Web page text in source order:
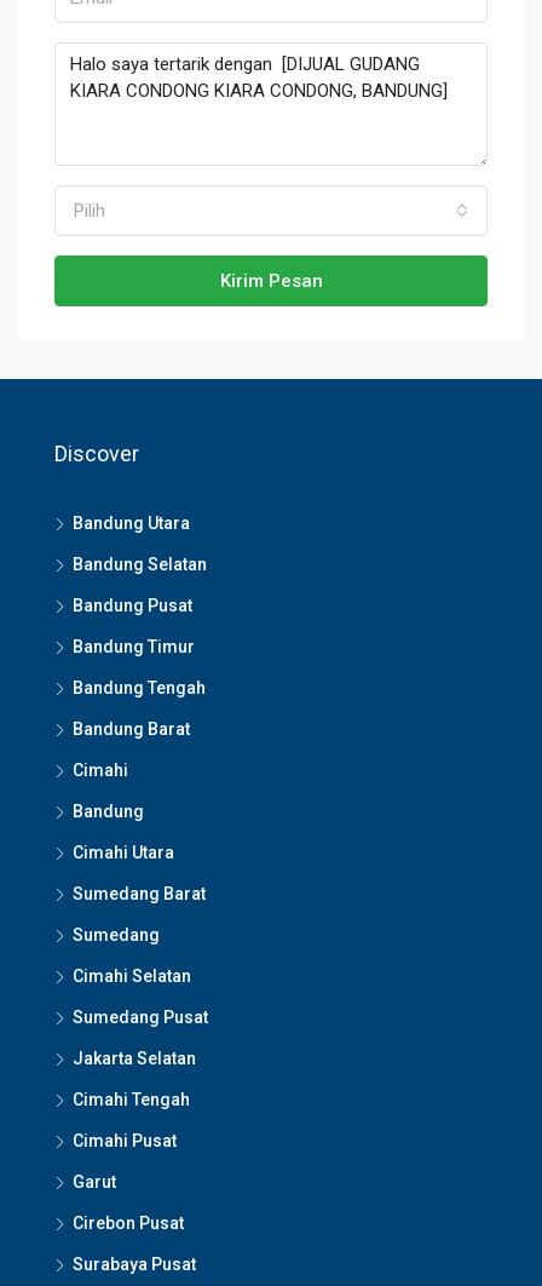
Pilih
Kirim Pesan
Discover
Bandung Utara
Bandung Selatan
Bandung Pusat
Bandung Timur
Bandung Tengah
Bandung Barat
Cimahi
Bandung
Cimahi Utara
Sumedang Barat
Sumedang
Cimahi Selatan
Sumedang Pusat
Jakarta Selatan
Cimahi Tengah
Cimahi Pusat
Garut
Cirebon Pusat
Surabaya Pusat